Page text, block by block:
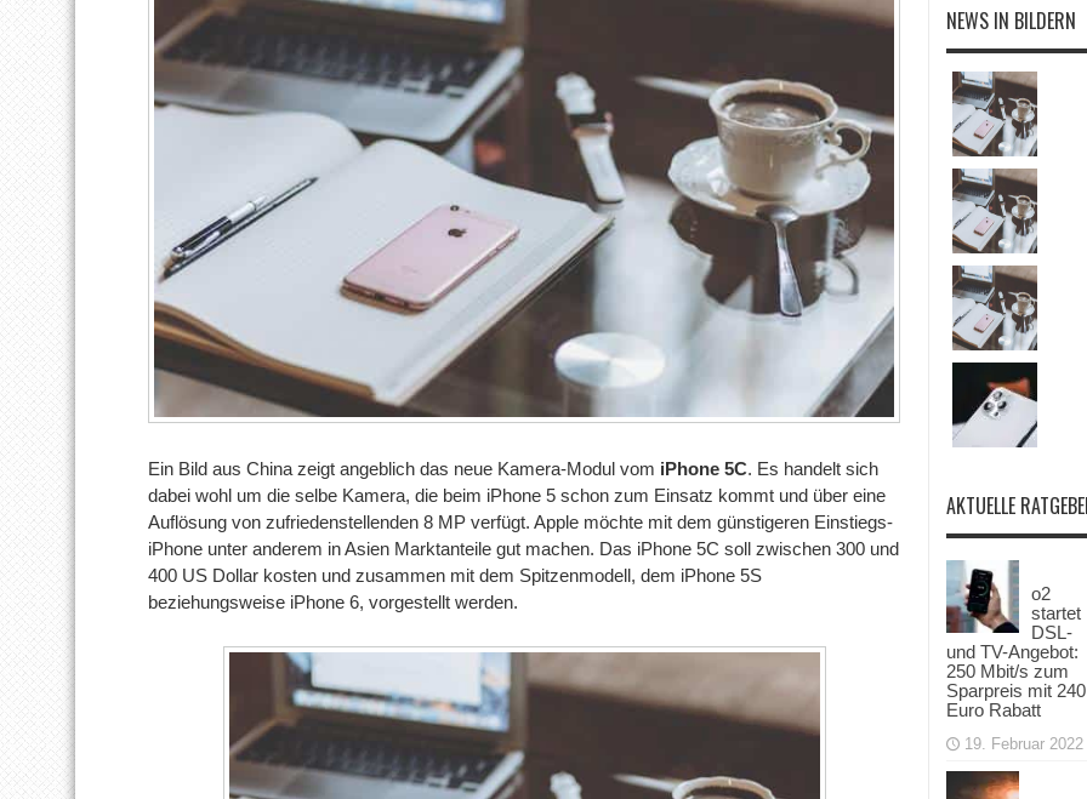
Ein Bild aus China zeigt angeblich das neue Kamera-Modul vom iPhone 5C. Es handelt sich
dabei wohl um die selbe Kamera, die beim iPhone 5 schon zum Einsatz kommt und über eine
Auflösung von zufriedenstellenden 8 MP verfügt. Apple möchte mit dem günstigeren Einstiegs-
iPhone unter anderem in Asien Marktanteile gut machen. Das iPhone 5C soll zwischen 300 und
400 US Dollar kosten und zusammen mit dem Spitzenmodell, dem iPhone 5S
beziehungsweise iPhone 6, vorgestellt werden.
NEWS IN BILDERN
AKTUELLE
o2
startet
DSL-
und TV-Angebot:
250 Mbit/s zum
Sparpreis mit 240
Euro Rabatt
19. Februar 2022